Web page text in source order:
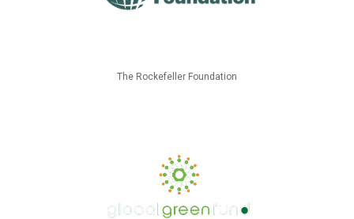
The Rockefeller Foundation